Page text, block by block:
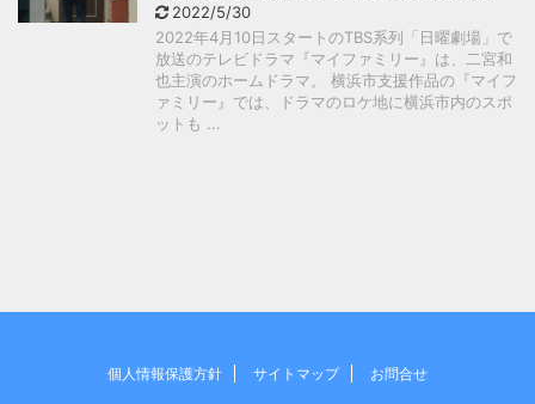
2022/5/30
2022年4月10日スタートのTBS系列「日曜劇場」で
放送のテレビドラマ『マイファミリー』は、二宮和
也主演のホームドラマ。 横浜市支援作品の『マイフ
ァミリー』では、ドラマのロケ地に横浜市内のスポ
ットも ...
個人情報保護方針 サイトマップ お問合せ